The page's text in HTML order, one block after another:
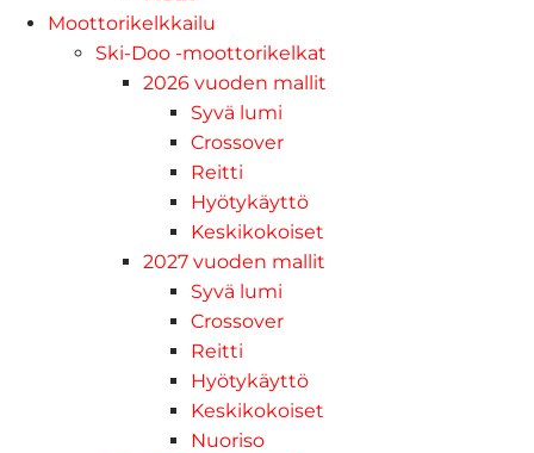
Moottorikelkkailu
Ski-Doo -moottorikelkat
2026 vuoden mallit
Syvä lumi
Crossover
Reitti
Hyötykäyttö
Keskikokoiset
2027 vuoden mallit
Syvä lumi
Crossover
Reitti
Hyötykäyttö
Keskikokoiset
Nuoriso